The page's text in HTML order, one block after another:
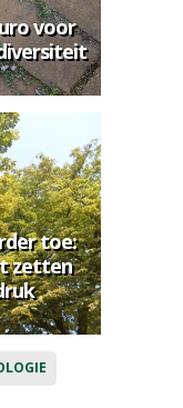
voor
toe:
zetten